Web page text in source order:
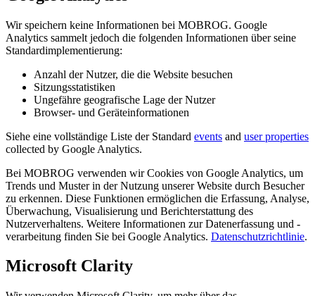
Wir speichern keine Informationen bei MOBROG. Google
Analytics sammelt jedoch die folgenden Informationen über seine
Standardimplementierung:
Anzahl der Nutzer, die die Website besuchen
Sitzungsstatistiken
Ungefähre geografische Lage der Nutzer
Browser- und Geräteinformationen
Siehe eine vollständige Liste der Standard events and user properties
collected by Google Analytics.
Bei MOBROG verwenden wir Cookies von Google Analytics, um
Trends und Muster in der Nutzung unserer Website durch Besucher
zu erkennen. Diese Funktionen ermöglichen die Erfassung, Analyse,
Überwachung, Visualisierung und Berichterstattung des
Nutzerverhaltens. Weitere Informationen zur Datenerfassung und -
verarbeitung finden Sie bei Google Analytics. Datenschutzrichtlinie.
Microsoft Clarity